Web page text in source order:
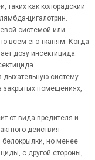
таких как колорадский
цигалотрин.
системой или
всем его тканям. Когда
дозу инсектицида.
дыхательную систему
помещениях,
от вида вредителя и
действия
белокрылки, но менее
с другой стороны,